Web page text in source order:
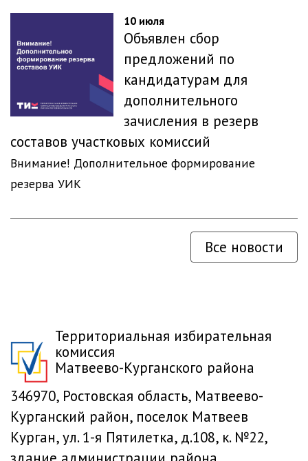
10 июля
Объявлен сбор
предложений по
кандидатурам для
дополнительного
зачисления в резерв
составов участковых комиссий
Внимание! Дополнительное формирование
резерва УИК
Все новости
Территориальная избирательная
комиссия
Матвеево-Курганского района
346970, Ростовская область, Матвеево-
Курганский район, поселок Матвеев
Курган, ул. 1-я Пятилетка, д.108, к. №22,